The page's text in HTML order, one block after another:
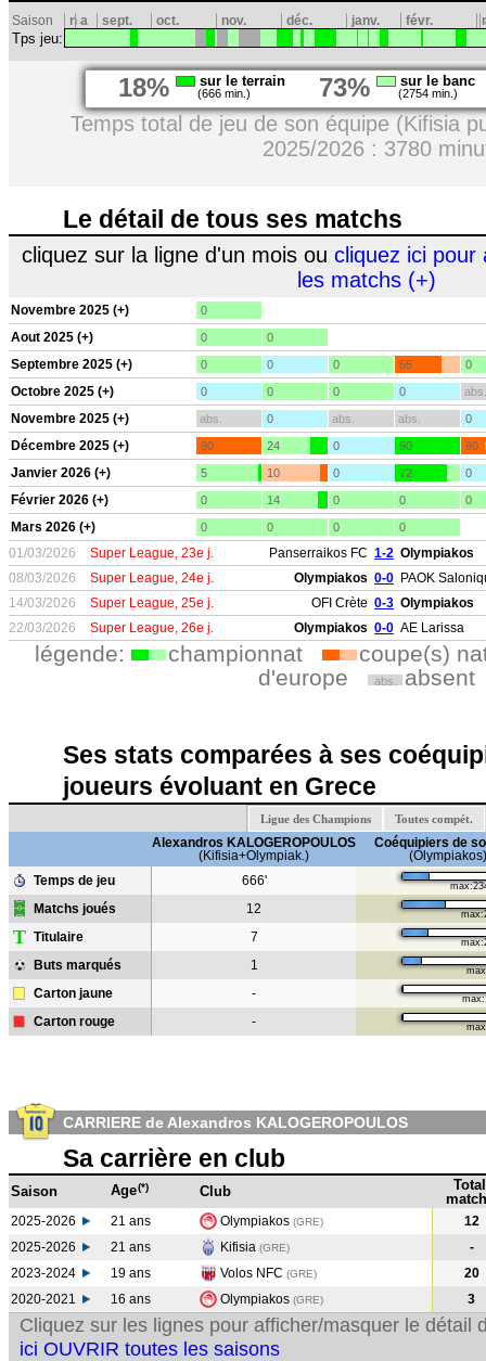
Saison n a sept. oct. nov. déc. janv. févr.
Tps jeu:
18% sur le terrain
(666 min.) 73% sur le banc
(2754 min.)
Temps total de jeu de son équipe (Kifisia
2025/2026 : 3780
Le détail de tous ses matchs
cliquez sur la ligne d'un mois ou cliquez ici pour
les matchs (+)
Novembre 2025 (+) 0
Aout 2025 (+) 0 0
Septembre 2025 (+) 0 0 0 65 0
Octobre 2025 (+) 0 0 0 0 abs.
Novembre 2025 (+) abs. 0 abs. abs. 0
Décembre 2025 (+) 90 24 0 90 90
Janvier 2026 (+) 5 10 0 72 0
Février 2026 (+) 0 14 0 0 0
Mars 2026 (+) 0 0 0 0
01/03/2026 Super League, 23e j. Panserraikos FC 1-2 Olympiakos
08/03/2026
Super League, 24e j. Olympiakos 0-0 PAOK
14/03/2026
Super League, 25e j. OFI Crète 0-3 Olympiakos
22/03/2026
Super League, 26e j. Olympiakos 0-0 AE Larissa
légende: championnat
coupe(s)
d'europe
abs. absent
Ses stats comparées à ses
joueurs évoluant en Grece
Ligue des Champions Toutes compét.
Alexandros KALOGEROPOULOS
(Kifisia+Olympiak.)
Coéquipiers de
(Olympiakos)
Temps de jeu
666'
Matchs joués 12
T Titulaire 7
Buts marqués 1
Carton jaune -
Carton rouge -
CARRIERE de Alexandros KALOGEROPOULOS
Sa carrière en club
Saison Age(*) Club
Total
2025-2026 21 ans Olympiakos (GRE)
12
2025-2026
21 ans Kifisia (GRE)
-
2023-2024
19 ans Volos NFC (GRE)
20
2020-2021
16 ans Olympiakos (GRE) 3
Cliquez sur les lignes pour afficher/masquer le détail
ici OUVRIR toutes les saisons